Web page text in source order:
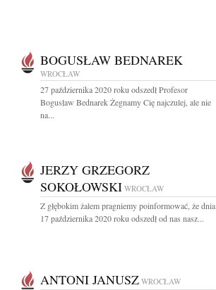
BOGUSŁAW BEDNAREK
WROCŁAW
27 października 2020 roku odszedł Profesor
Bogusław Bednarek Żegnamy Cię najczulej, ale nie
na...
JERZY GRZEGORZ
SOKOŁOWSKI WROCŁAW
Z głębokim żalem pragniemy poinformować, że dnia
17 października 2020 roku odszedł od nas nasz...
ANTONI JANUSZ WROCŁAW